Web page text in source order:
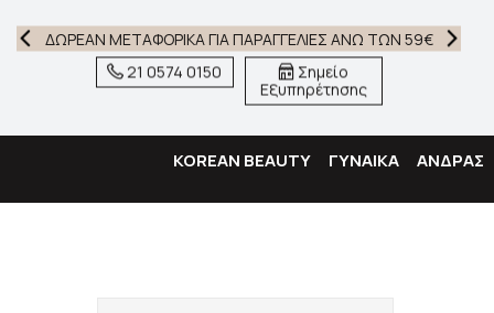
ΔΩΡΕΑΝ ΜΕΤΑΦΟΡΙΚΑ ΓΙΑ ΠΑΡΑΓΓΕΛΙΕΣ ΑΝΩ ΤΩΝ 59€
21 0574 0150
Σημείο
Εξυπηρέτησης
KOREAN BEAUTY ΓΥΝΑΙΚΑ ΑΝΔΡΑΣ